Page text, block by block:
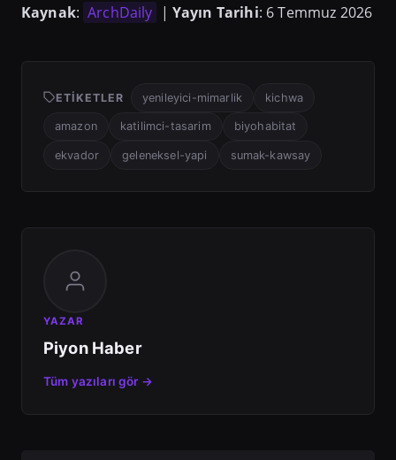
Kaynak: ArchDaily | Yayın Tarihi: 6 Temmuz 2026
ETIKETLER yenileyici-mimarlik kichwa
amazon katilimci-tasarim biyohabitat
ekvador geleneksel-yapi sumak-kawsay
YAZAR
Piyon Haber
Tüm yazıları gör →